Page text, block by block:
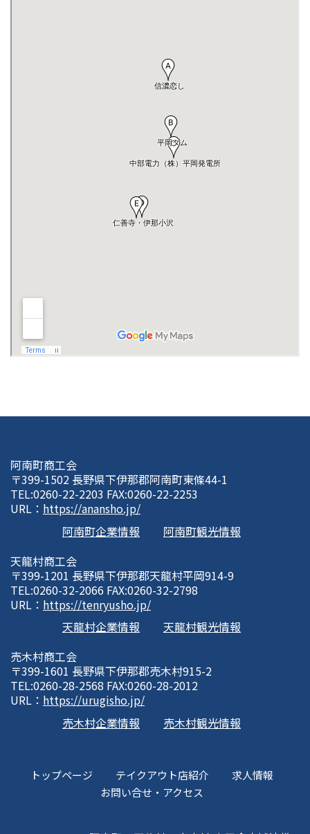
阿南町商工会
〒399-1502 長野県下伊那郡阿南町東條44-1
TEL:0260-22-2203 FAX:0260-22-2253
URL： https://anansho.jp/
阿南町企業情報
阿南町観光情報
天龍村商工会
〒399-1201 長野県下伊那郡天龍村平岡914-9
TEL:0260-32-2066 FAX:0260-32-2798
URL： https://tenryusho.jp/
天龍村企業情報
天龍村観光情報
売木村商工会
〒399-1601 長野県下伊那郡売木村915-2
TEL:0260-28-2568 FAX:0260-28-2012
URL： https://urugisho.jp/
売木村企業情報
売木村観光情報
トップページ テイクアウト店紹介
求人情報
お問い合せ・アクセス